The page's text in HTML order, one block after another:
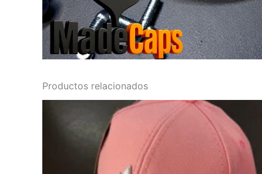
Productos relacionados